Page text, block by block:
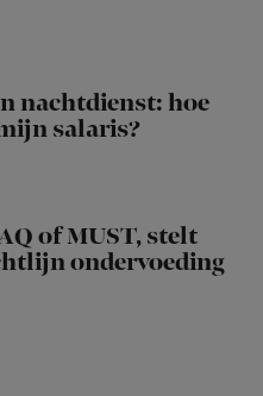
nachtdienst: hoe
salaris?
of MUST, stelt
ondervoeding